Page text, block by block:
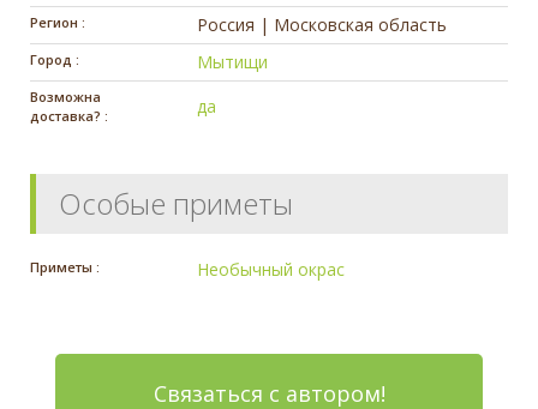
Регион : Россия | Московская область
Город : Мытищи
Возможна
доставка? :
да
Особые приметы
Приметы : Необычный окрас
Связаться с автором!